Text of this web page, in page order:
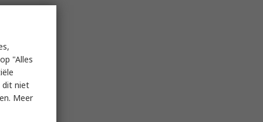
"Alles
dit niet
Meer